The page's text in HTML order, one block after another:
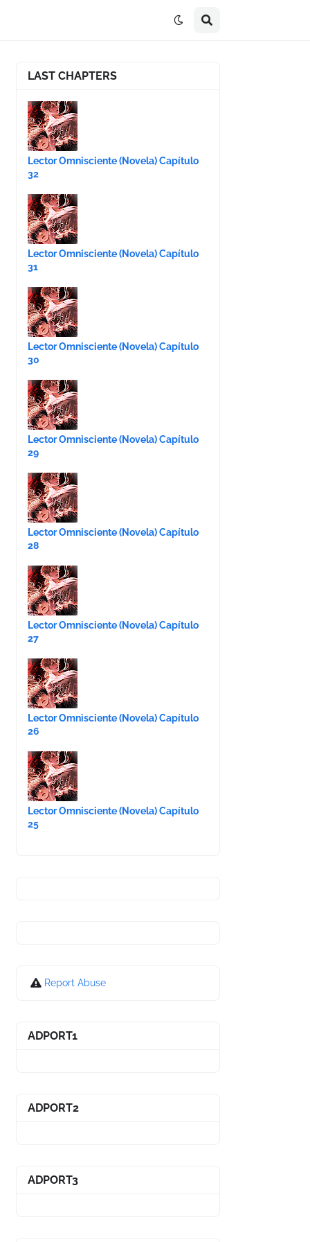
LAST CHAPTERS
Lector Omnisciente (Novela) Capítulo
32
Lector Omnisciente (Novela) Capítulo
31
Lector Omnisciente (Novela) Capítulo
30
Lector Omnisciente (Novela) Capítulo
29
Lector Omnisciente (Novela) Capítulo
28
Lector Omnisciente (Novela) Capítulo
27
Lector Omnisciente (Novela) Capítulo
26
Lector Omnisciente (Novela) Capítulo
25
Report Abuse
ADPORT1
ADPORT2
ADPORT3